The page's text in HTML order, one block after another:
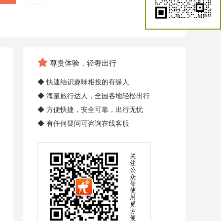
尊贵体验，轻奢出行
◆ 快速结识趣味相投的有缘人
◆ 海量旅行达人，全国各地轻松出行
◆ 方便快捷，安全可靠，出行无忧
◆ 有任何疑问可咨询在线客服